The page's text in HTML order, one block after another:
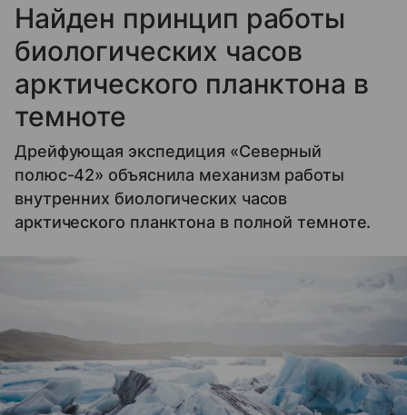
Найден принцип работы
биологических часов
арктического планктона в
темноте
Дрейфующая экспедиция «Северный
полюс-42» объяснила механизм работы
внутренних биологических часов
арктического планктона в полной темноте.